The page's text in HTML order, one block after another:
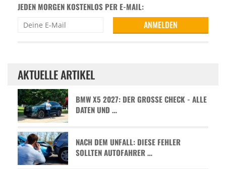
JEDEN MORGEN KOSTENLOS PER E-MAIL:
AKTUELLE ARTIKEL
BMW X5 2027: DER GROSSE CHECK - ALLE D
ATEN UND …
NACH DEM UNFALL: DIESE FEHLER
SOLLTEN AUTOFAHRER …